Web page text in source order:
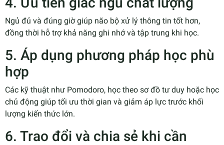
Ngủ đủ và đúng giờ giúp não bộ xử lý thông tin tốt hơn,
đồng thời hỗ trợ khả năng ghi nhớ và tập trung khi học.
5. Áp dụng phương pháp học phù
hợp
Các kỹ thuật như Pomodoro, học theo sơ đồ tư duy hoặc học
chủ động giúp tối ưu thời gian và giảm áp lực trước khối
lượng kiến thức lớn.
6. Trao đổi và chia sẻ khi cần